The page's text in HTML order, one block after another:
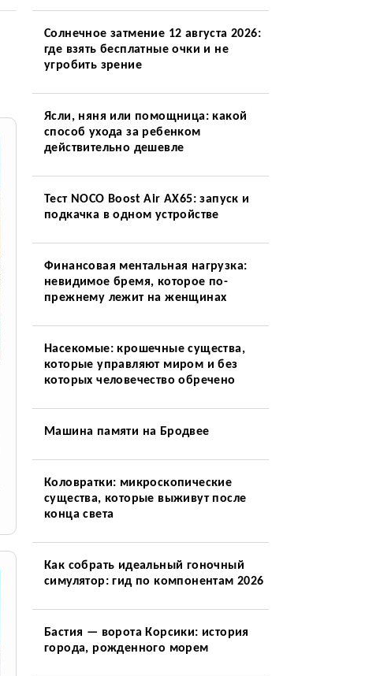
Солнечное затмение 12 августа 2026:
где взять бесплатные очки и не
угробить зрение
Ясли, няня или помощница: какой
способ ухода за ребенком
действительно дешевле
Тест NOCO Boost Air AX65: запуск и
подкачка в одном устройстве
Финансовая ментальная нагрузка:
невидимое бремя, которое по-
прежнему лежит на женщинах
Насекомые: крошечные существа,
которые управляют миром и без
которых человечество обречено
Машина памяти на Бродвее
Коловратки: микроскопические
существа, которые выживут после
конца света
Как собрать идеальный гоночный
симулятор: гид по компонентам 2026
Бастия — ворота Корсики: история
города, рожденного морем